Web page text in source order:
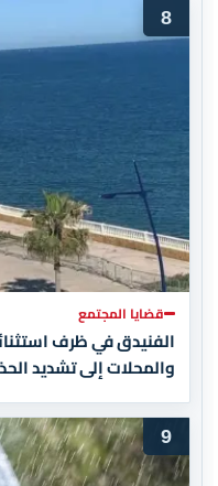
8
قضايا المجتمع
الفنيدق في ظرف
والمحلات إلى تشديد
9